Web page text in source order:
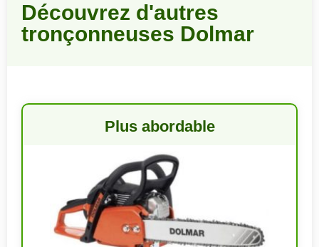
Découvrez d'autres
tronçonneuses Dolmar
Plus abordable